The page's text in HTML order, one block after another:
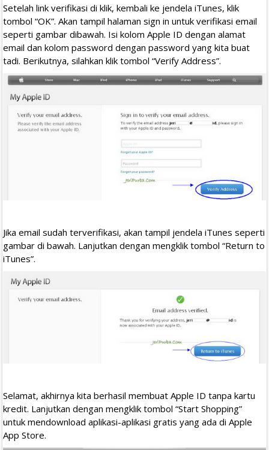
Setelah link verifikasi di klik, kembali ke jendela iTunes, klik
tombol “OK”. Akan tampil halaman sign in untuk verifikasi email
seperti gambar dibawah. Isi kolom Apple ID dengan alamat
email dan kolom password dengan password yang kita buat
tadi. Berikutnya, silahkan klik tombol “Verify Address”.
Jika email sudah terverifikasi, akan tampil jendela iTunes seperti
gambar di bawah. Lanjutkan dengan mengklik tombol “Return to
iTunes”.
Selamat, akhirnya kita berhasil membuat Apple ID tanpa kartu
kredit. Lanjutkan dengan mengklik tombol “Start Shopping”
untuk mendownload aplikasi-aplikasi gratis yang ada di Apple
App Store.